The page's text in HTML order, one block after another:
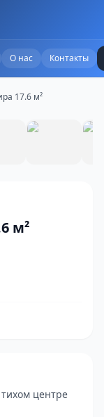
О нас Контакты
17.6 м²
м²
центре